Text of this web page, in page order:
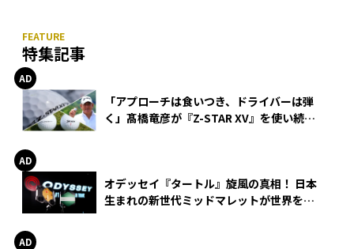
特集記事
「アプローチは食いつき、ドライバーは弾
く」髙橋竜彦が『Z-STAR XV』を使い続け
オデッセイ『タートル』旋風の真相！ 日本
生まれの新世代ミッドマレットが世界を席